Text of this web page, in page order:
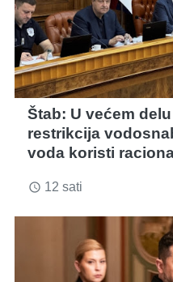
Štab: U većem
restrikcija
voda koristi
access_time 12 sati